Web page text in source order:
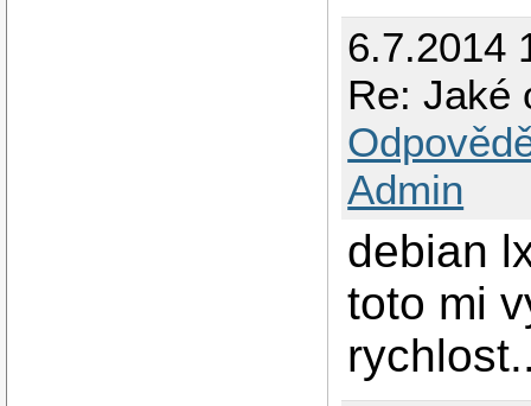
6.7.2014
Re: Jaké
Admin
debian
toto mi